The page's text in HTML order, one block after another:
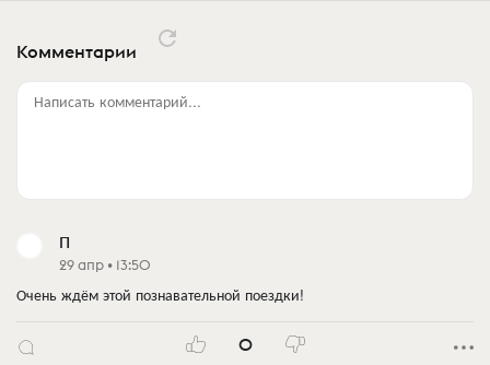
Комментарии
Написать комментарий...
П
29 апр • 13:50
Очень ждём этой познавательной поездки!
0